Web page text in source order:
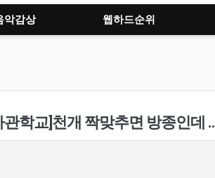
악감상 웹하드순위
관학교]천개 짝맞추면 방종인데 ..